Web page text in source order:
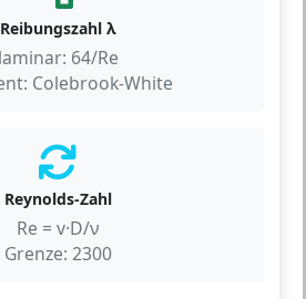
Reibungszahl λ
laminar: 64/Re
Colebrook-White
Reynolds-Zahl
Re = v·D/ν
Grenze: 2300